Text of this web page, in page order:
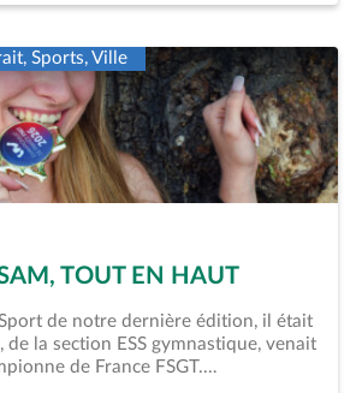
Sports, Ville
TOUT EN HAUT
de notre dernière édition, il était
de la section ESS gymnastique, venait
de France FSGT.…